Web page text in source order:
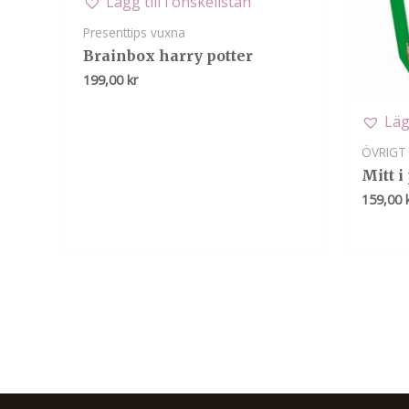
Presenttips vuxna
Brainbox harry potter
199,00 kr
ÖVRIGT
Mitt i
159,00